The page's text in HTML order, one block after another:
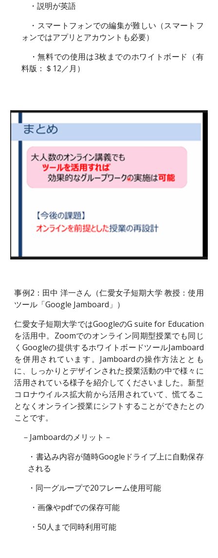
・説明が英語
・スマートフォンでの編集が難しい（スマートフ
ォンではアプリとアカウントも必要）
・無料での使用は3枚までのホワイトボード（有
料版：＄12／月）
事例2：田中 洋一さん（仁愛女子短期大学 教授：使用
ツール「Google Jamboard」）
仁愛女子短期大学ではGoogleのG suite for Education
を活用中。 Zoomでのオンライン同期型授業でも同じ
くGoogleの提供するホワイトボードツールJamboard
を併用されています。Jamboardの操作方法ととも
に、しっかりとデザインされた授業活動の中で様々に
活用されている様子を紹介してくださいました。新型
コロナウイルス拡大前から活用されていて、慌てるこ
となくオンライン授業にシフトすることができたとの
ことです。
－Jamboardのメリット－
・書込み内容が随時Googleドライブ上に自動保存
される
・同一グループで20フレーム使用可能
・画像やpdfでの保存可能
・50人まで同時利用可能